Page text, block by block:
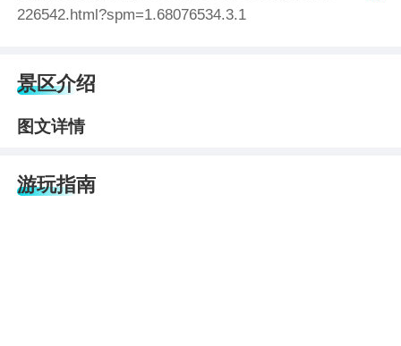
226542.html?spm=1.68076534.3.1
景区介绍
图文详情
游玩指南